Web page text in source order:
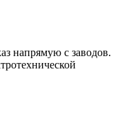
напрямую с заводов.